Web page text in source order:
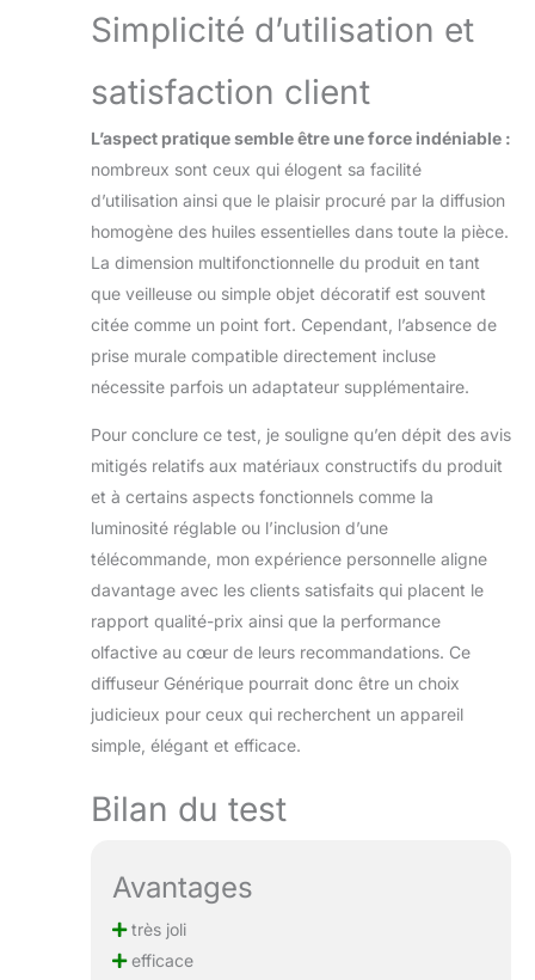
une touche
raffinement tout en
appréciant les
diffuseur au design
élégant Cadeau
Idéal – Ce diffuseur
d’huiles essentielles
allie élégance et
fonctionnalité, en
faisant le cadeau
idéal pour amis et
famille. Parfait pour
les anniversaires,
anniversaires de
mariage ou Noël, il
n’importe quel
espace en un lieu
chaleureux et
relaxant
Simplicité d’utilisation et
satisfaction client
L’aspect pratique semble être une force indéniable :
nombreux sont ceux qui élogent sa facilité
d’utilisation ainsi que le plaisir procuré par la diffusion
homogène des huiles essentielles dans toute la pièce.
La dimension multifonctionnelle du produit en tant
que veilleuse ou simple objet décoratif est souvent
citée comme un point fort. Cependant, l’absence de
prise murale compatible directement incluse
nécessite parfois un adaptateur supplémentaire.
Pour conclure ce test, je souligne qu’en dépit des avis
mitigés relatifs aux matériaux constructifs du produit
et à certains aspects fonctionnels comme la
luminosité réglable ou l’inclusion d’une
télécommande, mon expérience personnelle aligne
davantage avec les clients satisfaits qui placent le
rapport qualité-prix ainsi que la performance
olfactive au cœur de leurs recommandations. Ce
diffuseur Générique pourrait donc être un choix
judicieux pour ceux qui recherchent un appareil
simple, élégant et efficace.
Bilan du test
Avantages
très joli
efficace